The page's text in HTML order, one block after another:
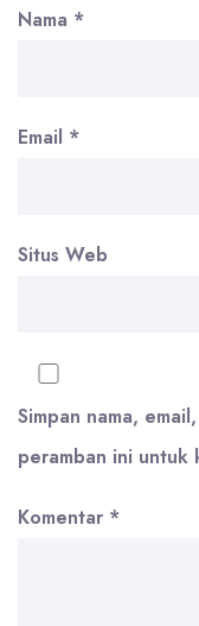
Nama *
Email *
Situs Web
Simpan nama,
peramban ini untuk
Komentar *